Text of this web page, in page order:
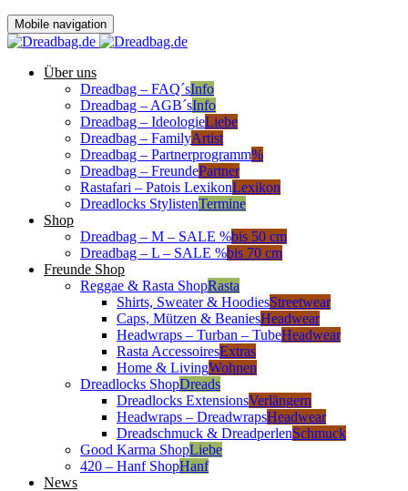
Mobile navigation
Über uns
Dreadbag – FAQ´sInfo
Dreadbag – AGB´sInfo
Dreadbag – IdeologieLiebe
Dreadbag – FamilyArtist
Dreadbag – Partnerprogramm%
Dreadbag – FreundePartner
Rastafari – Patois LexikonLexikon
Dreadlocks StylistenTermine
Shop
Dreadbag – M – SALE %bis 50 cm
Dreadbag – L – SALE %bis 70 cm
Freunde Shop
Reggae & Rasta ShopRasta
Shirts, Sweater & HoodiesStreetwear
Caps, Mützen & BeaniesHeadwear
Headwraps – Turban – TubeHeadwear
Rasta AccessoiresExtras
Home & LivingWohnen
Dreadlocks ShopDreads
Dreadlocks ExtensionsVerlängern
Headwraps – DreadwrapsHeadwear
Dreadschmuck & DreadperlenSchmuck
Good Karma ShopLiebe
420 – Hanf ShopHanf
News